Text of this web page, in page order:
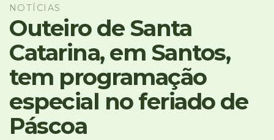
para
rodapé
Acessibilidade
NOTÍCIAS
Outeiro de Santa
Catarina, em Santos,
tem programação
especial no feriado de
Páscoa